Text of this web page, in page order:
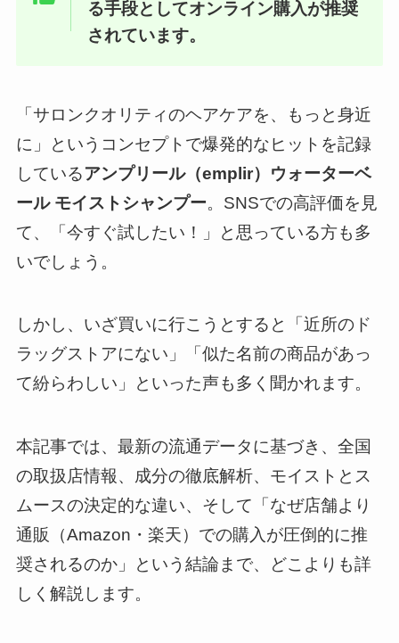
る手段としてオンライン購入が推奨
されています。
「サロンクオリティのヘアケアを、もっと身近
に」というコンセプトで爆発的なヒットを記録
しているアンプリール（emplir）ウォーターベ
ール モイストシャンプー。SNSでの高評価を見
て、「今すぐ試したい！」と思っている方も多
いでしょう。
しかし、いざ買いに行こうとすると「近所のド
ラッグストアにない」「似た名前の商品があっ
て紛らわしい」といった声も多く聞かれます。
本記事では、最新の流通データに基づき、全国
の取扱店情報、成分の徹底解析、モイストとス
ムースの決定的な違い、そして「なぜ店舗より
通販（Amazon・楽天）での購入が圧倒的に推
奨されるのか」という結論まで、どこよりも詳
しく解説します。